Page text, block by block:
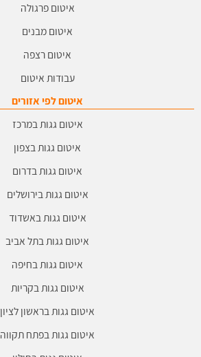
איטום פרגולה
איטום מבנים
איטום רצפה
עבודות איטום
איטום לפי אזורים
איטום גגות במרכז
איטום גגות בצפון
איטום גגות בדרום
איטום גגות בירושלים
איטום גגות באשדוד
איטום גגות בתל אביב
איטום גגות בחיפה
איטום גגות בקריות
איטום גגות בראשון לציון
איטום גגות בפתח תקווה